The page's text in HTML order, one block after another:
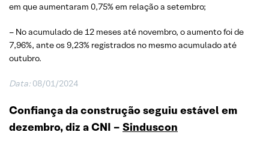
em que aumentaram 0,75% em relação a setembro;
– No acumulado de 12 meses até novembro, o aumento foi de
7,96%, ante os 9,23% registrados no mesmo acumulado até
outubro.
Data: 08/01/2024
Confiança da construção seguiu estável em
dezembro, diz a CNI – Sinduscon